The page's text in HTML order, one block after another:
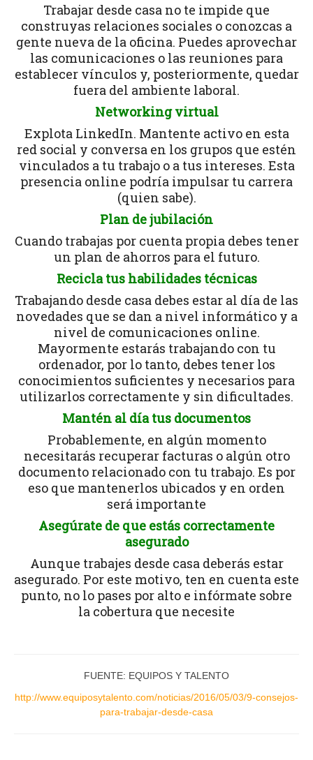
Trabajar desde casa no te impide que
construyas relaciones sociales o conozcas a
gente nueva de la oficina. Puedes aprovechar
las comunicaciones o las reuniones para
establecer vínculos y, posteriormente, quedar
fuera del ambiente laboral.
Networking virtual
Explota LinkedIn. Mantente activo en esta
red social y conversa en los grupos que estén
vinculados a tu trabajo o a tus intereses. Esta
presencia online podría impulsar tu carrera
(quien sabe).
Plan de jubilación
Cuando trabajas por cuenta propia debes tener
un plan de ahorros para el futuro.
Recicla tus habilidades técnicas
Trabajando desde casa debes estar al día de las
novedades que se dan a nivel informático y a
nivel de comunicaciones online.
Mayormente estarás trabajando con tu
ordenador, por lo tanto, debes tener los
conocimientos suficientes y necesarios para
utilizarlos correctamente y sin dificultades.
Mantén al día tus documentos
Probablemente, en algún momento
necesitarás recuperar facturas o algún otro
documento relacionado con tu trabajo. Es por
eso que mantenerlos ubicados y en orden
será importante
Asegúrate de que estás correctamente
asegurado
Aunque trabajes desde casa deberás estar
asegurado. Por este motivo, ten en cuenta este
punto, no lo pases por alto e infórmate sobre
la cobertura que necesite
FUENTE: EQUIPOS Y TALENTO
http://www.equiposytalento.com/noticias/2016/05/03/9-consejos-
para-trabajar-desde-casa